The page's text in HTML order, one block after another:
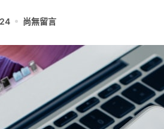
尚無留言